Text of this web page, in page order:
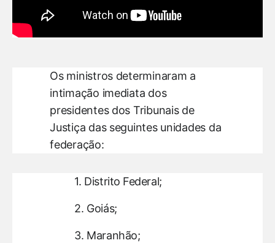
Os ministros determinaram a
intimação imediata dos
presidentes dos Tribunais de
Justiça das seguintes unidades da
federação:
Distrito Federal;
Goiás;
Maranhão;